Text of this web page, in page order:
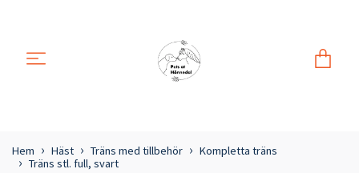
Hem Häst Träns med tillbehör
Kompletta träns
Träns stl. full, svart